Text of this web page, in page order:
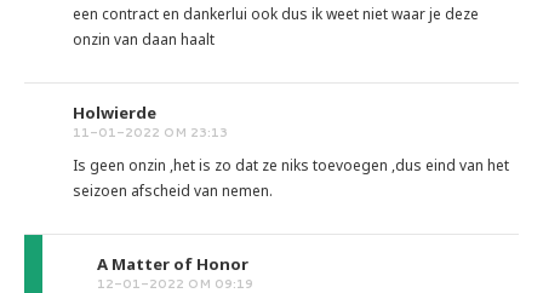
een contract en dankerlui ook dus ik weet niet waar je deze
onzin van daan haalt
Holwierde
11-01-2022 OM 23:13
Is geen onzin ,het is zo dat ze niks toevoegen ,dus eind van het
seizoen afscheid van nemen.
A Matter of Honor
12-01-2022 OM 09:19